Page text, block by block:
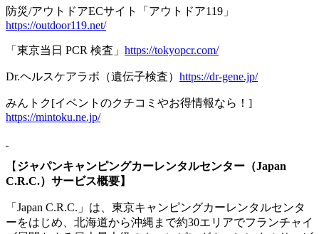
防災/アウトドアECサイト「アウトドア119」
https://outdoor119.net/
「東京当日 PCR 検査」 https://tokyopcr.com/
Dr.ヘルスケアラボ（遺伝子検査） https://dr-gene.jp/
みんトク[イベントのクチコミやお得情報なら！]
https://mintoku.ne.jp/
【 ジャパンキャンピングカーレンタルセンター（Japan
C.R.C.）サービス概要】
「Japan C.R.C.」は、東京キャンピングカーレンタルセンタ
ーをはじめ、北海道から沖縄まで約30エリアでフランチャイ